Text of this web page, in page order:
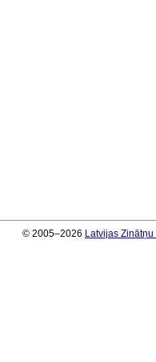
© 2005–2026 Latvijas